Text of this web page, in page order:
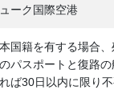
ーク国際空港
国籍を有する場合
のパスポートと復路
ば30日以内に限り不